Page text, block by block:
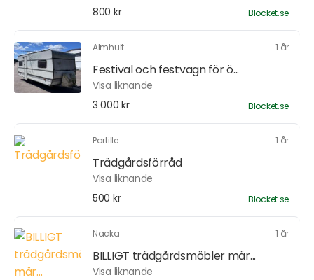
800 kr
Blocket.se
Älmhult 1 år
Festival och festvagn för ö...
Visa liknande
3 000 kr
Blocket.se
Partille 1 år
Trädgårdsförråd
Visa liknande
500 kr
Blocket.se
Nacka 1 år
BILLIGT trädgårdsmöbler mär...
Visa liknande